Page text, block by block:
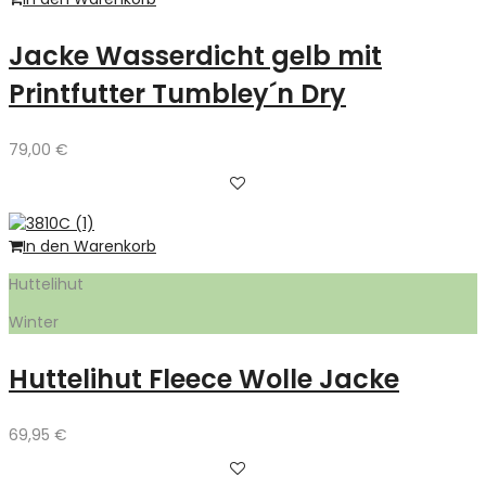
Jacke Wasserdicht gelb mit
Printfutter Tumbley´n Dry
79,00 €
In den Warenkorb
Huttelihut
Winter
Huttelihut Fleece Wolle Jacke
69,95 €